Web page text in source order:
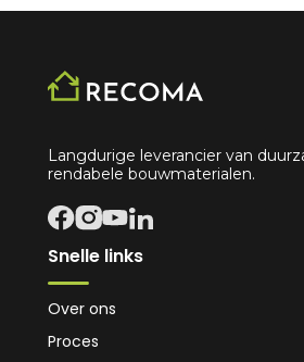
Langdurige leverancier van
rendabele bouwmaterialen.
Snelle links
Over ons
Proces